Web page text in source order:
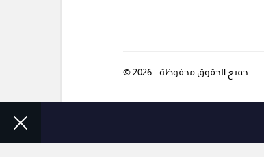
جميع الحقوق محفوظة - 2026 ©